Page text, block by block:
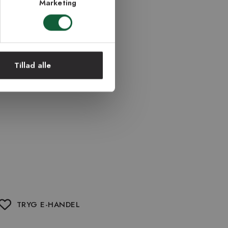
Marketing
Tillad alle
TRYG E-HANDEL